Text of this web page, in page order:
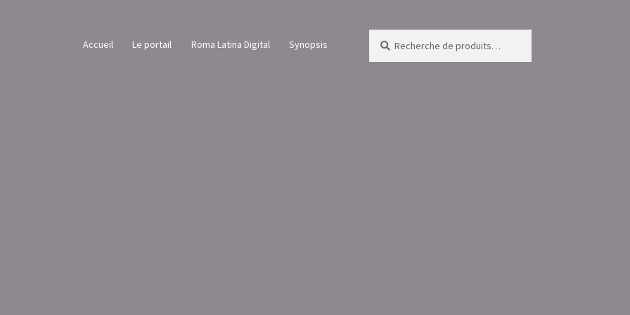
Accueil Le portail Roma Latina Digital Synopsis
pour :